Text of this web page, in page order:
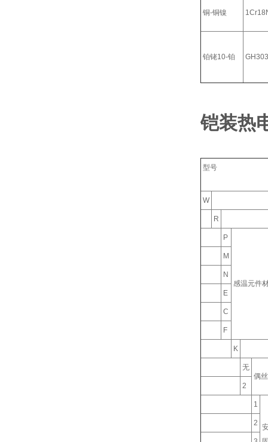
铜-铜镍
铂铑10-铂
铠装热
型号
W
R
P
感温元件
M
N
E
C
F
K
无
偶
2
1
2